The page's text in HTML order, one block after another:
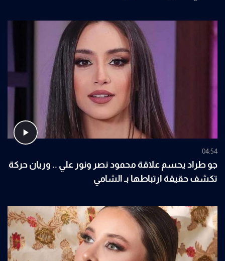
04:54
جو طراد يحسم علاقة محمود نصر ونور علي .. وريان حركة
تكشف حقيقة ارتباطها بـ الشامي